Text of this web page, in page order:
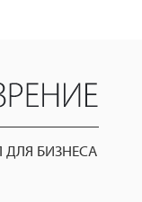
БИЗНЕСА